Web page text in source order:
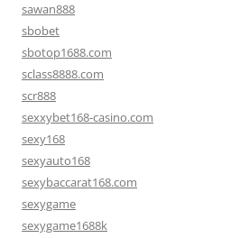
sawan888
sbobet
sbotop1688.com
sclass8888.com
scr888
sexxybet168-casino.com
sexy168
sexyauto168
sexybaccarat168.com
sexygame
sexygame1688k